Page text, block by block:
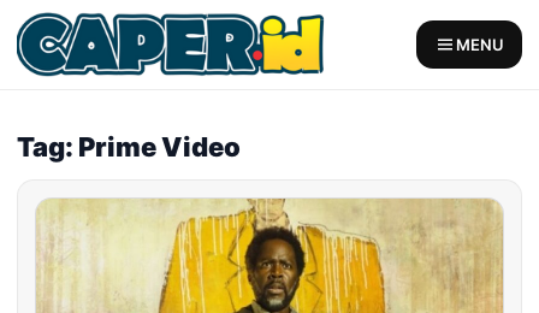
Skip
to
content
MENU
Tag: Prime Video